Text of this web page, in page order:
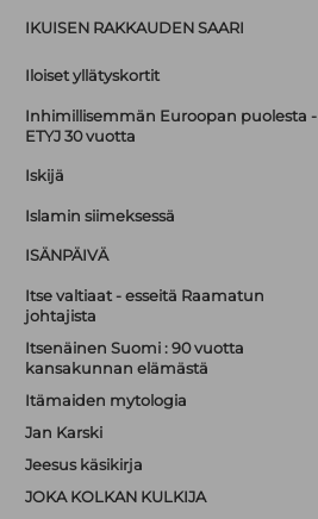
IKUISEN RAKKAUDEN SAARI
Iloiset yllätyskortit
Inhimillisemmän Euroopan puolesta -
ETYJ 30 vuotta
Iskijä
Islamin siimeksessä
ISÄNPÄIVÄ
Itse valtiaat - esseitä Raamatun
johtajista
Itsenäinen Suomi : 90 vuotta
kansakunnan elämästä
Itämaiden mytologia
Jan Karski
Jeesus käsikirja
JOKA KOLKAN KULKIJA